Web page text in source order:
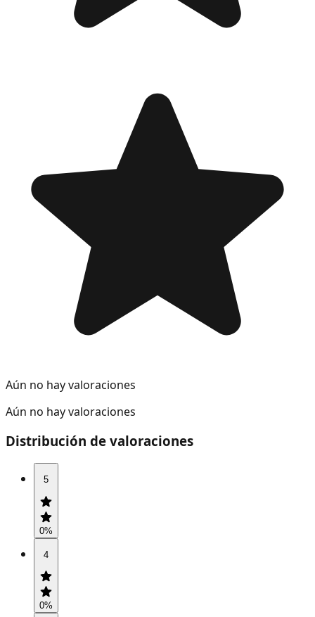
Aún no hay valoraciones
Aún no hay valoraciones
Distribución de valoraciones
5
0%
4
0%